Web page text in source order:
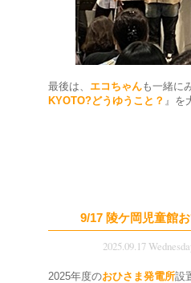
最後は、 エコちゃんも一緒に
KYOTO?どうゆうこと？ 』を
(きょうとグ
9/17 陵ケ岡児童館
2025.09.17
2025年度のおひさま発電所設